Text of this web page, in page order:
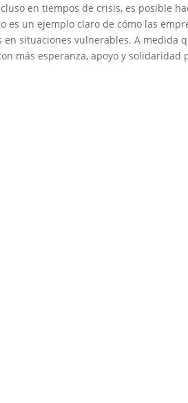
en tiempos de crisis, es posible
es un ejemplo claro de cómo las
situaciones vulnerables. A medida
más esperanza, apoyo y solidaridad